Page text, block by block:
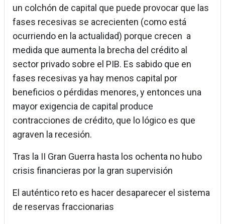
un colchón de capital que puede provocar que las
fases recesivas se acrecienten (como está
ocurriendo en la actualidad) porque crecen a
medida que aumenta la brecha del crédito al
sector privado sobre el PIB. Es sabido que en
fases recesivas ya hay menos capital por
beneficios o pérdidas menores, y entonces una
mayor exigencia de capital produce
contracciones de crédito, que lo lógico es que
agraven la recesión.
Tras la II Gran Guerra hasta los ochenta no hubo
crisis financieras por la gran supervisión
El auténtico reto es hacer desaparecer el sistema
de reservas fraccionarias